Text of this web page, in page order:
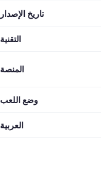
تاريخ الإصدار
التقنية
المنصة
وضع اللعب
العربية